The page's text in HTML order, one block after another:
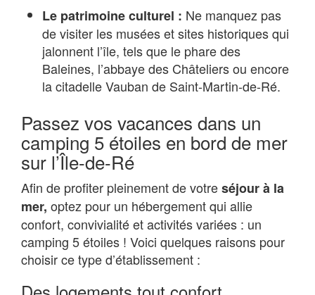
Le patrimoine culturel : Ne manquez pas
de visiter les musées et sites historiques qui
jalonnent l’île, tels que le phare des
Baleines, l’abbaye des Châteliers ou encore
la citadelle Vauban de Saint-Martin-de-Ré.
Passez vos vacances dans un
camping 5 étoiles en bord de mer
sur l’Île-de-Ré
Afin de profiter pleinement de votreséjour à la
mer, optez pour un hébergement qui allie
confort, convivialité et activités variées : un
camping 5 étoiles ! Voici quelques raisons pour
choisir ce type d’établissement :